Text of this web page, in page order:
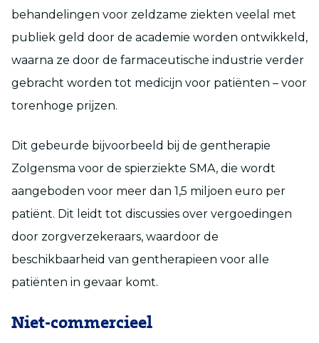
behandelingen voor zeldzame ziekten veelal met
publiek geld door de academie worden ontwikkeld,
waarna ze door de farmaceutische industrie verder
gebracht worden tot medicijn voor patiënten – voor
torenhoge prijzen.
Dit gebeurde bijvoorbeeld bij de gentherapie
Zolgensma voor de spierziekte SMA, die wordt
aangeboden voor meer dan 1,5 miljoen euro per
patiënt. Dit leidt tot discussies over vergoedingen
door zorgverzekeraars, waardoor de
beschikbaarheid van gentherapieen voor alle
patiënten in gevaar komt.
Niet-commercieel